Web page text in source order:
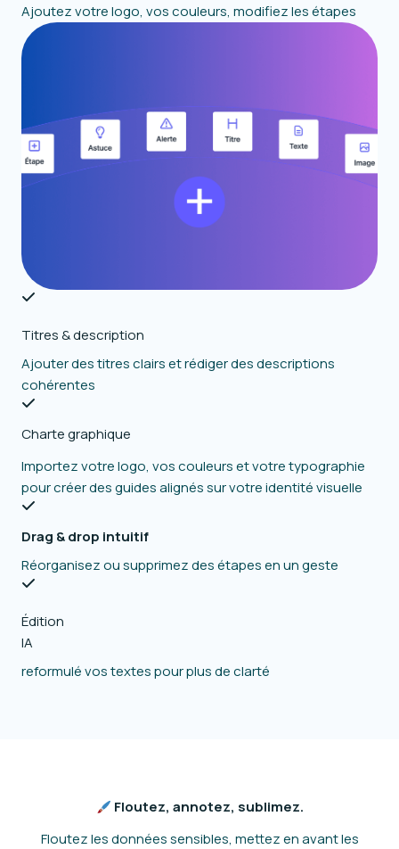
Ajoutez votre logo, vos couleurs, modifiez les étapes
Titres & description
Ajouter des titres clairs et rédiger des descriptions
cohérentes
Charte graphique
Importez votre logo, vos couleurs et votre typographie
pour créer des guides alignés sur votre identité visuelle
Drag & drop intuitif
Réorganisez ou supprimez des étapes en un geste
Édition
IA
reformulé vos textes pour plus de clarté
Floutez, annotez, sublimez.
Floutez les données sensibles, mettez en avant les